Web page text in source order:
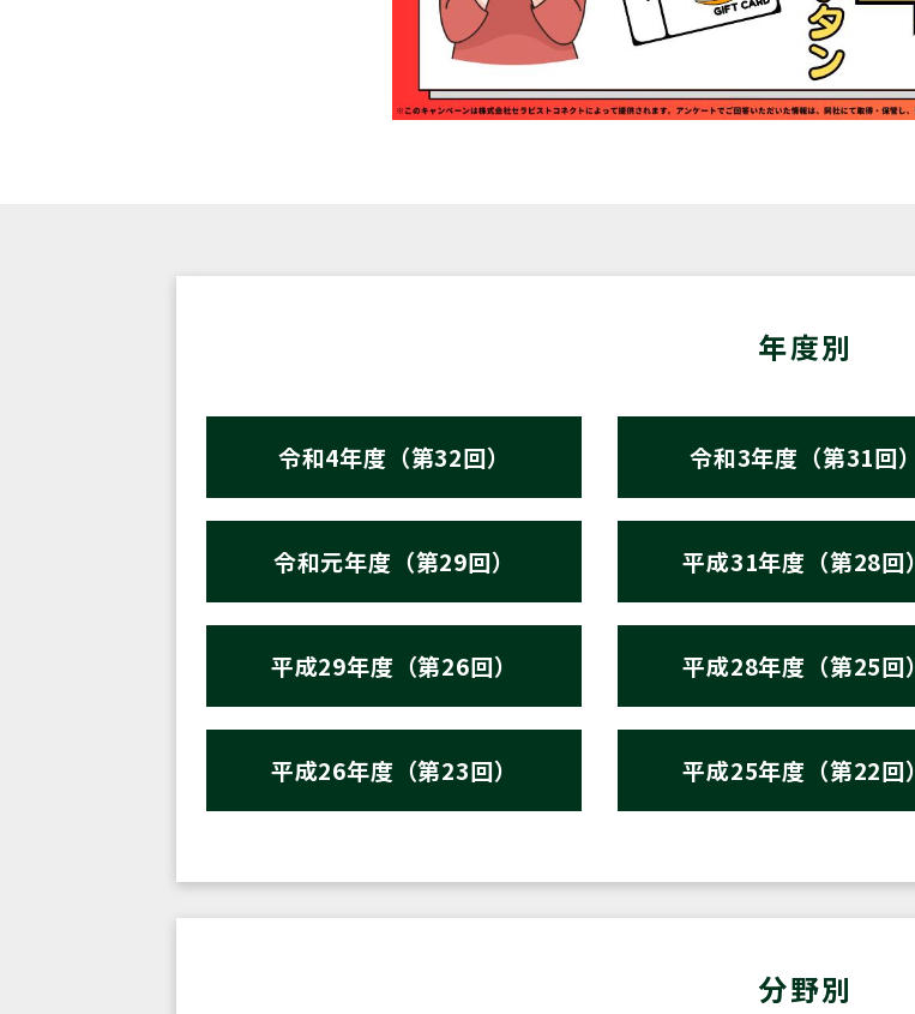
年度別
令和4年度（第32回） 令和3年度（第31回）
令和元年度（第29回） 平成31年度（第28回）
平成29年度（第26回） 平成28年度（第25回）
平成26年度（第23回） 平成25年度（第22回）
分野別